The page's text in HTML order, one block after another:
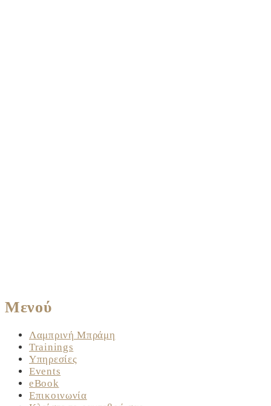
Μενού
Λαμπρινή Μπράμη
Trainings
Υπηρεσίες
Events
eBook
Επικοινωνία